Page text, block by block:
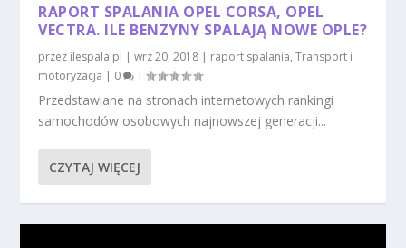
RAPORT SPALANIA OPEL CORSA, OPEL
VECTRA. ILE BENZYNY SPALAJĄ NOWE OPLE?
przez ilespala.pl |wrz 20, 2018 | raport spalania,Transport i
motoryzacja | 0 |
Przedstawiane na stronach internetowych rankingi
samochodów osobowych najnowszej generacji...
CZYTAJ WIĘCEJ